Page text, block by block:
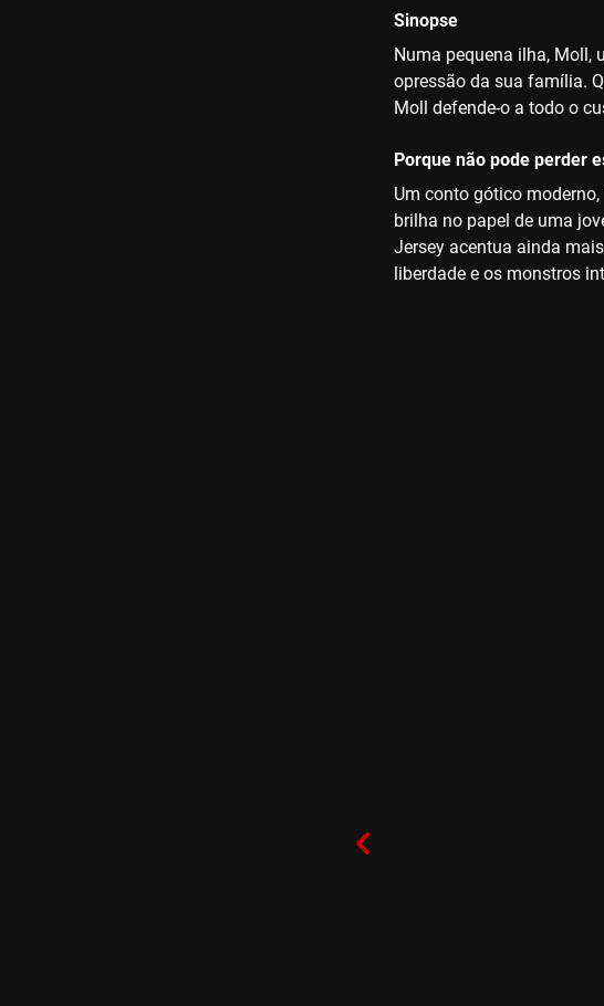
Sinopse
Numa pequena ilha, Moll,
opressão da sua família.
Moll defende-o a todo o
Porque não pode perder
Um conto gótico
brilha no papel de uma
Jersey acentua ainda
liberdade e os monstros